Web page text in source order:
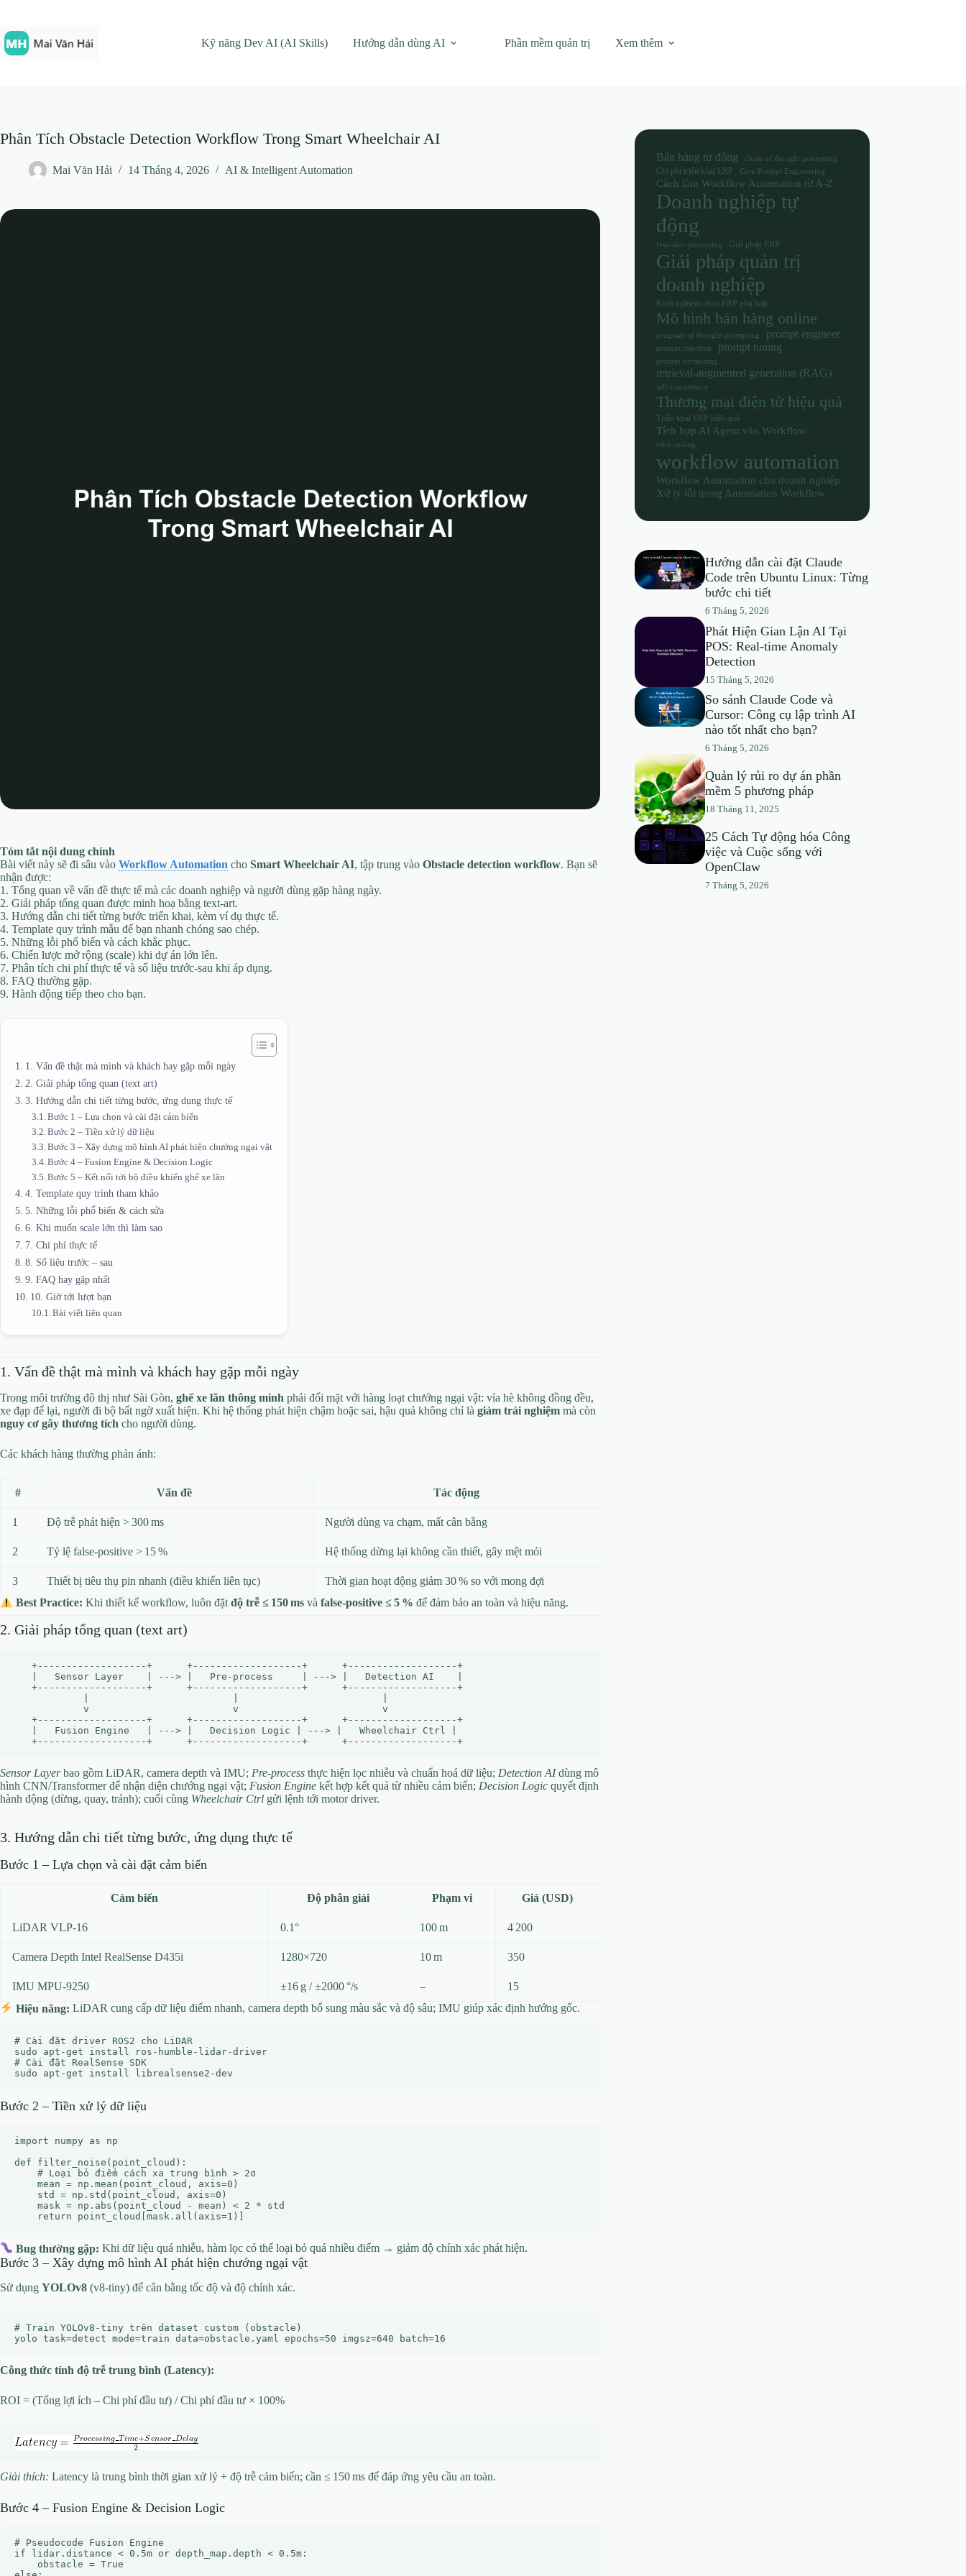
phần
nội
dung
Kỹ năng Dev AI (AI Skills) Hướng dẫn dùng AI Phần mềm quản trị Xem thêm
Phân Tích Obstacle Detection Workflow Trong Smart Wheelchair AI
Mai Văn Hải 14 Tháng 4, 2026 AI & Intelligent Automation
Tóm tắt nội dung chính
Bài viết này sẽ đi sâu vào Workflow Automation cho Smart Wheelchair AI, tập trung vào Obstacle detection workflow. Bạn sẽ
nhận được:
1. Tổng quan về vấn đề thực tế mà các doanh nghiệp và người dùng gặp hàng ngày.
2. Giải pháp tổng quan được minh hoạ bằng text‑art.
3. Hướng dẫn chi tiết từng bước triển khai, kèm ví dụ thực tế.
4. Template quy trình mẫu để bạn nhanh chóng sao chép.
5. Những lỗi phổ biến và cách khắc phục.
6. Chiến lược mở rộng (scale) khi dự án lớn lên.
7. Phân tích chi phí thực tế và số liệu trước‑sau khi áp dụng.
8. FAQ thường gặp.
9. Hành động tiếp theo cho bạn.
1. Vấn đề thật mà mình và khách hay gặp mỗi ngày
2. Giải pháp tổng quan (text art)
3. Hướng dẫn chi tiết từng bước, ứng dụng thực tế
Bước 1 – Lựa chọn và cài đặt cảm biến
Bước 2 – Tiền xử lý dữ liệu
Bước 3 – Xây dựng mô hình AI phát hiện chướng ngại vật
Bước 4 – Fusion Engine & Decision Logic
Bước 5 – Kết nối tới bộ điều khiển ghế xe lăn
4. Template quy trình tham khảo
5. Những lỗi phổ biến & cách sửa
6. Khi muốn scale lớn thì làm sao
7. Chi phí thực tế
8. Số liệu trước – sau
9. FAQ hay gặp nhất
10. Giờ tới lượt bạn
Bài viết liên quan
1. Vấn đề thật mà mình và khách hay gặp mỗi ngày
Trong môi trường đô thị như Sài Gòn, ghế xe lăn thông minh phải đối mặt với hàng loạt chướng ngại vật: vỉa hè không đồng đều,
xe đạp để lại, người đi bộ bất ngờ xuất hiện. Khi hệ thống phát hiện chậm hoặc sai, hậu quả không chỉ là giảm trải nghiệm mà còn
nguy cơ gây thương tích cho người dùng.
Các khách hàng thường phản ánh:
# Vấn đề Tác động
1 Độ trễ phát hiện > 300 ms Người dùng va chạm, mất cân bằng
2 Tỷ lệ false‑positive > 15 % Hệ thống dừng lại không cần thiết, gây mệt mỏi
3 Thiết bị tiêu thụ pin nhanh (điều khiển liên tục)
Thời gian hoạt động giảm 30 % so với mong đợi
Best Practice: Khi thiết kế workflow, luôn đặtđộ trễ ≤ 150 ms vàfalse‑positive ≤ 5 % để đảm bảo an toàn và hiệu năng.
2. Giải pháp tổng quan (text art)
   +-------------------+      +-------------------+      +-------------------+
   |   Sensor Layer    | ---> |   Pre‑process     | ---> |   Detection AI    |
   +-------------------+      +-------------------+      +-------------------+
            v                         v                         v
   +-------------------+      +-------------------+      +-------------------+
   |   Fusion Engine   | ---> |   Decision Logic | ---> |   Wheelchair Ctrl |
Sensor Layerbao gồm LiDAR, camera depth và IMU; Pre‑process thực hiện lọc nhiễu và chuẩn hoá dữ liệu; Detection AIdùng mô
hình CNN/Transformer để nhận diện chướng ngại vật; Fusion Engine kết hợp kết quả từ nhiều cảm biến; Decision Logic quyết định
hành động (dừng, quay, tránh); cuối cùng Wheelchair Ctrl gửi lệnh tới motor driver.
3. Hướng dẫn chi tiết từng bước, ứng dụng thực tế
Bước 1 – Lựa chọn và cài đặt cảm biến
Cảm biến Độ phân giải Phạm vi Giá (USD)
LiDAR VLP‑16 0.1° 100 m 4 200
Camera Depth Intel RealSense D435i 1280×720 10 m 350
IMU MPU‑9250 ±16 g / ±2000 °/s –
15
Hiệu năng: LiDAR cung cấp dữ liệu điểm nhanh, camera depth bổ sung màu sắc và độ sâu; IMU giúp xác định hướng gốc.
# Cài đặt driver ROS2 cho LiDAR
sudo apt-get install ros-humble-lidar-driver
# Cài đặt RealSense SDK
Bước 2 – Tiền xử lý dữ liệu
import numpy as np
def filter_noise(point_cloud):
    # Loại bỏ điểm cách xa trung bình > 2σ
    mean = np.mean(point_cloud, axis=0)
    std = np.std(point_cloud, axis=0)
    mask = np.abs(point_cloud - mean) < 2 * std
Bug thường gặp: Khi dữ liệu quá nhiễu, hàm lọc có thể loại bỏ quá nhiều điểm → giảm độ chính xác phát hiện.
Bước 3 – Xây dựng mô hình AI phát hiện chướng ngại vật
Sử dụng YOLOv8 (v8‑tiny) để cân bằng tốc độ và độ chính xác.
# Train YOLOv8-tiny trên dataset custom (obstacle)
Công thức tính độ trễ trung bình (Latency):
ROI = (Tổng lợi ích – Chi phí đầu tư) / Chi phí đầu tư × 100%
Giải thích: Latency là trung bình thời gian xử lý + độ trễ cảm biến; cần ≤ 150 ms để đáp ứng yêu cầu an toàn.
Bước 4 – Fusion Engine & Decision Logic
# Pseudocode Fusion Engine
if lidar.distance < 0.5m or depth_map.depth < 0.5m:
    obstacle = True
Bán hàng tự động chain of thought prompting
Chi phí triển khai ERP Core Prompt Engineering
Cách làm Workflow Automation từ A-Z
Doanh nghiệp tự
động
few-shot prompting Giải pháp ERP
Giải pháp quản trị
doanh nghiệp
Kinh nghiệm chọn ERP phù hợp
Mô hình bán hàng online
program of thought prompting prompt engineer
prompt injection prompt tuning
prompt versioning
retrieval-augmented generation (RAG)
self-consistency
Thương mại điện tử hiệu quả
Triển khai ERP hiệu quả
Tích hợp AI Agent vào Workflow
vibe coding
workflow automation
Workflow Automation cho doanh nghiệp
Xử lý lỗi trong Automation Workflow
Hướng dẫn cài đặt Claude
Code trên Ubuntu Linux: Từng
bước chi tiết
6 Tháng 5, 2026
Phát Hiện Gian Lận AI Tại
POS: Real-time Anomaly
Detection
15 Tháng 5, 2026
So sánh Claude Code và
Cursor: Công cụ lập trình AI
nào tốt nhất cho bạn?
6 Tháng 5, 2026
Quản lý rủi ro dự án phần
mềm 5 phương pháp
18 Tháng 11, 2025
25 Cách Tự động hóa Công
việc và Cuộc sống với
OpenClaw
7 Tháng 5, 2026